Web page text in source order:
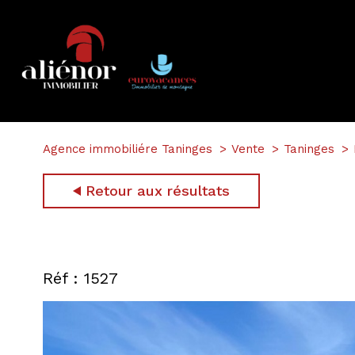
Agence immobiliére Taninges Vente Taninges
Retour aux résultats
Réf : 1527